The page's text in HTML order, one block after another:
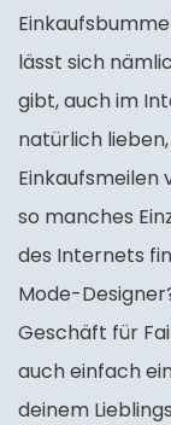
lässt sich
gibt, auch im
natürlich
Einkaufsmeilen
so manches
des Internets
Mode-
Geschäft für
auch einfach
deinem